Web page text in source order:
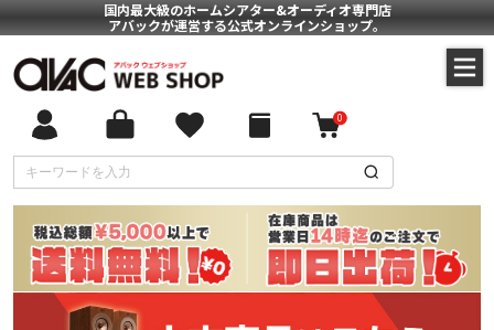
国内最大級のホームシアター&オーディオ専門店
アバックが運営する公式オンラインショップ。
0